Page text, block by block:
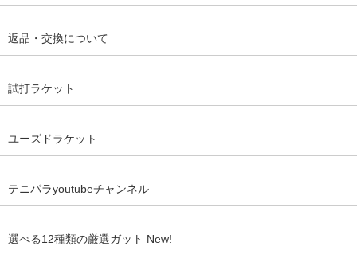
返品・交換について
試打ラケット
ユーズドラケット
テニパラyoutubeチャンネル
選べる12種類の厳選ガット New!